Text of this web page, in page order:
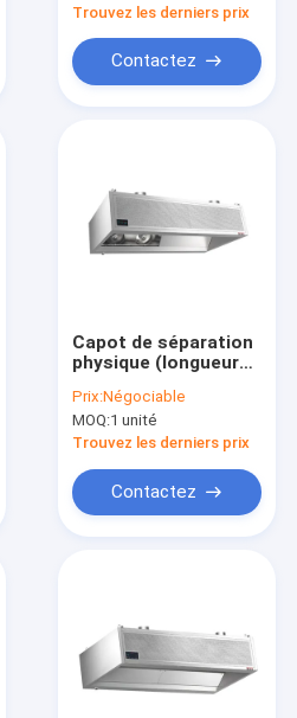
Trouvez les derniers prix
Contactez
Capot de séparation
physique (longueur
Prix:Négociable
MOQ:1 unité
Trouvez les derniers prix
Contactez